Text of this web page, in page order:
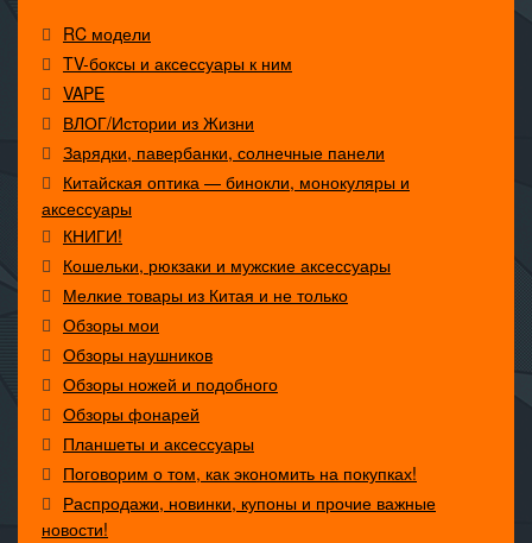
RC модели
TV-боксы и аксессуары к ним
VAPE
ВЛОГ/Истории из Жизни
Зарядки, павербанки, солнечные панели
Китайская оптика — бинокли, монокуляры и
аксессуары
КНИГИ!
Кошельки, рюкзаки и мужские аксессуары
Мелкие товары из Китая и не только
Обзоры мои
Обзоры наушников
Обзоры ножей и подобного
Обзоры фонарей
Планшеты и аксессуары
Поговорим о том, как экономить на покупках!
Распродажи, новинки, купоны и прочие важные
новости!